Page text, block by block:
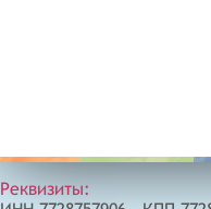
Реквизиты: